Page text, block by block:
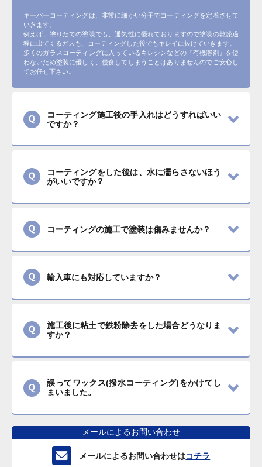
キーパーコーティングは、非常に細かい分子でコーティングを定着させて
いきます。
例えば、塗りたての塗装でも、通気性に優れておりますので塗装の乾燥過
程に出てくるガスも、コーティングした後でもキレイに抜けていきます。
多くのガラスコーティングに入っているキレシンなどの『有機溶剤』を使
わないため塗装に優しく、侵食してしまうことはありませんのでご安心し
てお任せ下さい。
コーティング施工後の手入れはどうすればいい
ですか？
コーティングをした後は、水に濡らさないほう
がいいですか？
コーティングの施工で塗装は傷みませんか？
輸入車にも対応していますか？
施工後に粘土で鉄粉除去をした場合どうなりま
すか？
誤ってワックス(撥水コーティング)をかけてし
まいました。
メールによるお問い合わせ
メールによるお問い合わせはコチラ